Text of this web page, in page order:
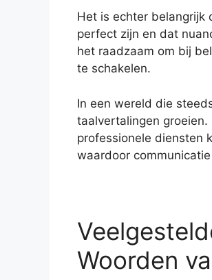
Het is echter belangrijk
perfect zijn en dat
het raadzaam om bij
te schakelen.
In een wereld die
taalvertalingen
professionele diensten
waardoor
Woorden